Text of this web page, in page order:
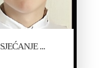
SJEĆANJE ...